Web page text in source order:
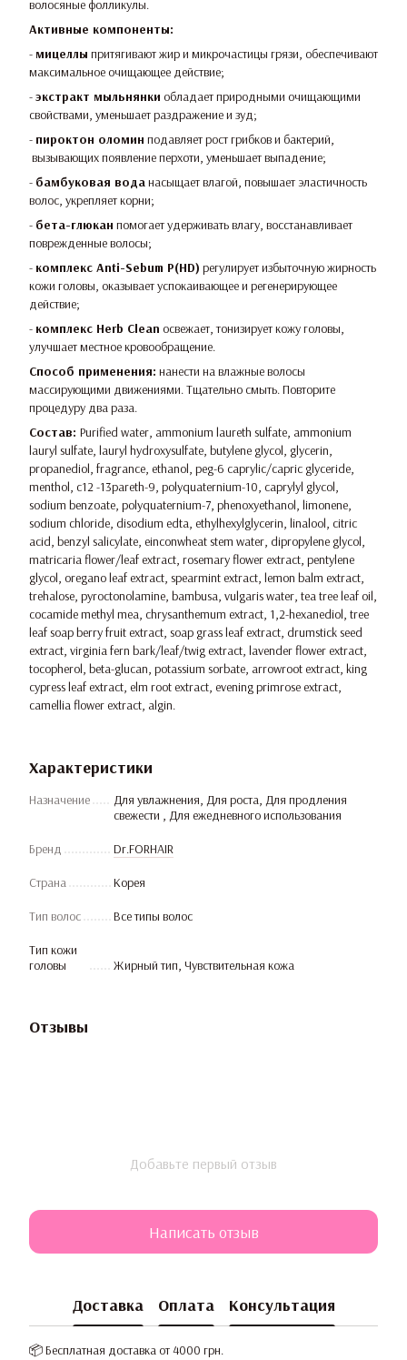
волосяные фолликулы.
Активные компоненты:
- мицеллы притягивают жир и микрочастицы грязи, обеспечивают
максимальное очищающее действие;
-экстракт мыльнянки обладает природными очищающими
свойствами, уменьшает раздражение и зуд;
- пироктон оломин подавляет рост грибков и бактерий,
вызывающих появление перхоти, уменьшает выпадение;
- бамбуковая воданасыщает влагой, повышает эластичность
волос, укрепляет корни;
- бета-глюкан помогает удерживать влагу, восстанавливает
поврежденные волосы;
- комплекс Anti-Sebum P(HD) регулирует избыточную жирность
кожи головы, оказывает успокаивающее и регенерирующее
действие;
- комплекс Herb Clean освежает, тонизирует кожу головы,
улучшает местное кровообращение.
Способ применения: нанести на влажные волосы
массирующими движениями. Тщательно смыть. Повторите
процедуру два раза.
Состав: Purified water, ammonium laureth sulfate, ammonium
lauryl sulfate, lauryl hydroxysulfate, butylene glycol, glycerin,
propanediol, fragrance, ethanol, peg-6 caprylic/capric glyceride,
menthol, c12 -13pareth-9, polyquaternium-10, caprylyl glycol,
sodium benzoate, polyquaternium-7, phenoxyethanol, limonene,
sodium chloride, disodium edta, ethylhexylglycerin, linalool, citric
acid, benzyl salicylate, einconwheat stem water, dipropylene glycol,
matricaria flower/leaf extract, rosemary flower extract, pentylene
glycol, oregano leaf extract, spearmint extract, lemon balm extract,
trehalose, pyroctonolamine, bambusa, vulgaris water, tea tree leaf oil,
cocamide methyl mea, chrysanthemum extract, 1,2-hexanediol, tree
leaf soap berry fruit extract, soap grass leaf extract, drumstick seed
extract, virginia fern bark/leaf/twig extract, lavender flower extract,
tocopherol, beta-glucan, potassium sorbate, arrowroot extract, king
cypress leaf extract, elm root extract, evening primrose extract,
camellia flower extract, algin.
Характеристики
Назначение
Для увлажнения, Для роста, Для продления
свежести , Для ежедневного использования
Бренд Dr.FORHAIR
Страна Корея
Тип волос Все типы волос
Тип кожи
головы
Жирный тип, Чувствительная кожа
Отзывы
Добавьте первый отзыв
Написать отзыв
Доставка Оплата Консультация
📦 Бесплатная доставка от 4000 грн.